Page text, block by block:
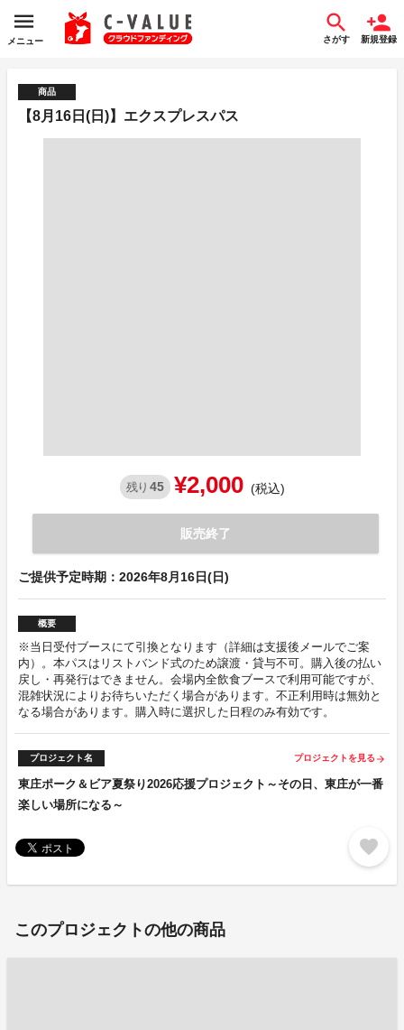
メニュー さがす 新規登録
商品
【8月16日(日)】エクスプレスパス
残り 45 ¥2,000 (税込)
販売終了
ご提供予定時期：2026年8月16日(日)
概要
※当日受付ブースにて引換となります（詳細は支援後メールでご案
内）。本パスはリストバンド式のため譲渡・貸与不可。購入後の払い
戻し・再発行はできません。会場内全飲食ブースで利用可能ですが、
混雑状況によりお待ちいただく場合があります。不正利用時は無効と
なる場合があります。購入時に選択した日程のみ有効です。
プロジェクト名 プロジェクトを見る arrow_forward
東庄ポーク＆ビア夏祭り2026応援プロジェクト～その日、東庄が一番
楽しい場所になる～
favorite
このプロジェクトの他の商品